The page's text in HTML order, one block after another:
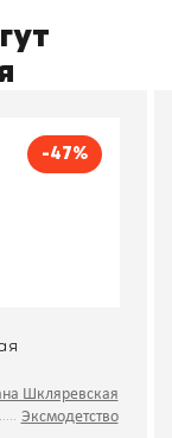
-47%
Шкляревская
Эксмодетство